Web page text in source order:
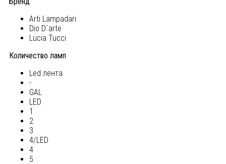
Arti Lampadari
Dio D`arte
Lucia Tucci
Количество ламп
Led лента
-
GAL
LED
1
2
3
4/LED
4
5